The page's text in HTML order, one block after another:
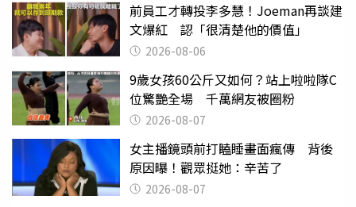
前員工才轉投李多慧！Joeman再談建
文爆紅 認「很清楚他的價值」
2026-08-06
9歲女孩60公斤又如何？站上啦啦隊C
位驚艷全場 千萬網友被圈粉
2026-08-07
女主播鏡頭前打瞌睡畫面瘋傳 背後
原因曝！觀眾挺她：辛苦了
2026-08-07